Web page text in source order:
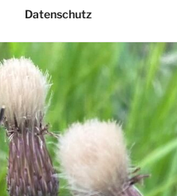
Datenschutz